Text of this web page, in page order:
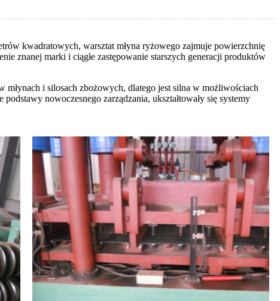
kwadratowych, warsztat młyna ryżowego zajmuje powierzchnię
znanej marki i ciągłe zastępowanie starszych generacji produktów
i silosach zbożowych, dlatego jest silna w możliwościach
nowoczesnego zarządzania, ukształtowały się systemy